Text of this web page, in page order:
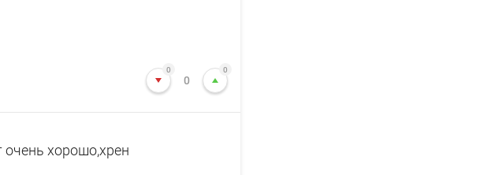
0
0
0
хорошо,хрен